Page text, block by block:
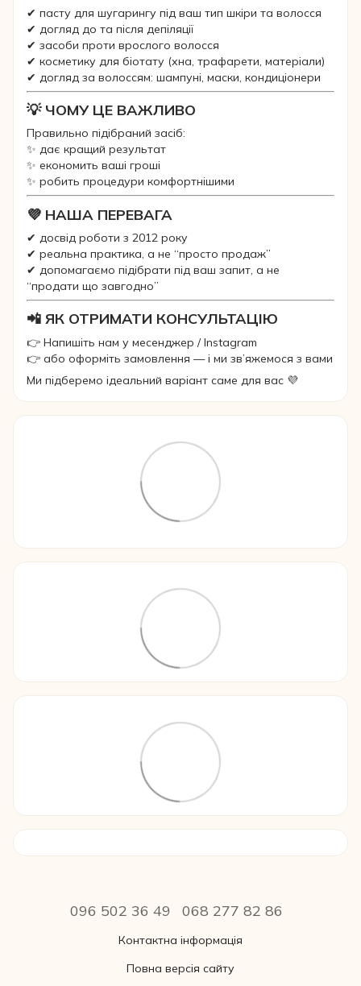
✔ пасту для шугарингу під ваш тип шкіри та волосся
✔ догляд до та після депіляції
✔ засоби проти врослого волосся
✔ косметику для біотату (хна, трафарети, матеріали)
✔ догляд за волоссям: шампуні, маски, кондиціонери
💡 ЧОМУ ЦЕ ВАЖЛИВО
Правильно підібраний засіб:
✨ дає кращий результат
✨ економить ваші гроші
✨ робить процедури комфортнішими
💜 НАША ПЕРЕВАГА
✔ досвід роботи з 2012 року
✔ реальна практика, а не “просто продаж”
✔ допомагаємо підібрати під ваш запит, а не
“продати що завгодно”
📲 ЯК ОТРИМАТИ КОНСУЛЬТАЦІЮ
👉 Напишіть нам у месенджер / Instagram
👉 або оформіть замовлення — і ми зв’яжемося з вами
Ми підберемо ідеальний варіант саме для вас 💜
096 502 36 49 068 277 82 86
Контактна інформація
Повна версія сайту